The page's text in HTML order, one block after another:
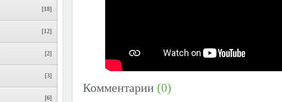
[18]
[12]
[2]
[3]
[6]
Комментарии (0)